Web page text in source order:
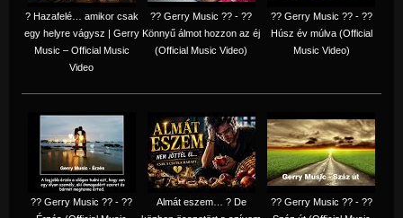
? Hazafelé… amikor csak
egy helyre vágysz | Gerry
Music – Official Music
Video
?? Gerry Music ?? - ??
Könnyű álmot hozzon az éj
(Official Music Video)
?? Gerry Music ?? - ??
Húsz év múlva (Official
Music Video)
?? Gerry Music ?? - ??
Almát eszem… ? De
?? Gerry Music ?? - ??